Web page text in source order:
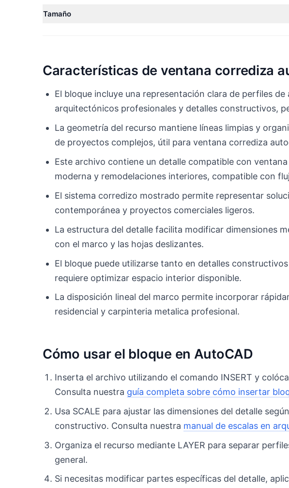
Tamaño
Características de ventana corrediza
El bloque incluye una representación clara de perfiles
arquitectónicos profesionales y detalles constructivos,
La geometría del recurso mantiene líneas limpias y
de proyectos complejos, útil para ventana corrediza
Este archivo contiene un detalle compatible con
moderna y remodelaciones interiores, compatible con
El sistema corredizo mostrado permite representar
contemporánea y proyectos comerciales ligeros.
La estructura del detalle facilita modificar dimensiones
con el marco y las hojas deslizantes.
El bloque puede utilizarse tanto en detalles
requiere optimizar espacio interior disponible.
La disposición lineal del marco permite incorporar
residencial y carpinteria metalica profesional.
Cómo usar el bloque en AutoCAD
Inserta el archivo utilizando el comando INSERT y
Consulta nuestra guía completa sobre cómo insertar
Usa SCALE para ajustar las dimensiones del detalle
constructivo. Consulta nuestra manual de escalas en
Organiza el recurso mediante LAYER para separar
general.
Si necesitas modificar partes específicas del detalle,